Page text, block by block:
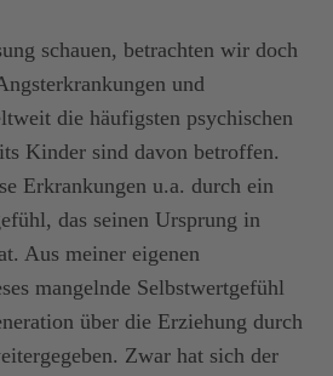
schauen, betrachten wir doch
und
die häufigsten psychischen
Kinder sind davon betroffen.
Erkrankungen u.a. durch ein
das seinen Ursprung in
Aus meiner eigenen
mangelnde Selbstwertgefühl
über die Erziehung durch
Zwar hat sich der